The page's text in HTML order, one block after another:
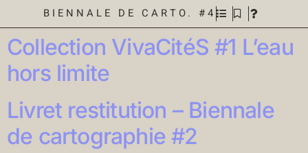
BIENNALE DE CARTO. #4
Collection VivaCitéS #1 L’eau
hors limite
Livret restitution – Biennale
de cartographie #2